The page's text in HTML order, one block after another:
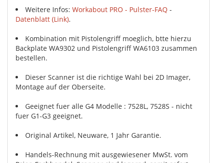
Weitere Infos: Workabout PRO - Pulster-FAQ -
Datenblatt (Link).
Kombination mit Pistolengriff moeglich, btte hierzu
Backplate WA9302 und Pistolengriff WA6103 zusammen
bestellen.
Dieser Scanner ist die richtige Wahl bei 2D Imager,
Montage auf der Oberseite.
Geeignet fuer alle G4 Modelle : 7528L, 7528S - nicht
fuer G1-G3 geeignet.
Original Artikel, Neuware, 1 Jahr Garantie.
Handels-Rechnung mit ausgewiesener MwSt. vom